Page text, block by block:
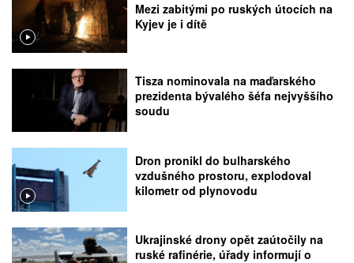
Mezi zabitými po ruských útocích na
Kyjev je i dítě
Tisza nominovala na maďarského
prezidenta bývalého šéfa nejvyššího
soudu
Dron pronikl do bulharského
vzdušného prostoru, explodoval
kilometr od plynovodu
Ukrajinské drony opět zaútočily na
ruské rafinérie, úřady informují o